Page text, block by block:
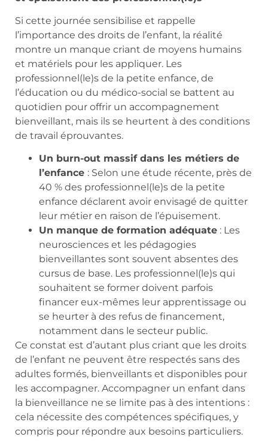
Si cette journée sensibilise et rappelle
l’importance des droits de l’enfant, la réalité
montre un manque criant de moyens humains
et matériels pour les appliquer. Les
professionnel(le)s de la petite enfance, de
l’éducation ou du médico-social se battent au
quotidien pour offrir un accompagnement
bienveillant, mais ils se heurtent à des conditions
de travail éprouvantes.
Un burn-out massif dans les métiers de
l’enfance : Selon une étude récente, près de
40 % des professionnel(le)s de la petite
enfance déclarent avoir envisagé de quitter
leur métier en raison de l’épuisement.
Un manque de formation adéquate : Les
neurosciences et les pédagogies
bienveillantes sont souvent absentes des
cursus de base. Les professionnel(le)s qui
souhaitent se former doivent parfois
financer eux-mêmes leur apprentissage ou
se heurter à des refus de financement,
notamment dans le secteur public.
Ce constat est d’autant plus criant que les droits
de l’enfant ne peuvent être respectés sans des
adultes formés, bienveillants et disponibles pour
les accompagner. Accompagner un enfant dans
la bienveillance ne se limite pas à des intentions :
cela nécessite des compétences spécifiques, y
compris pour répondre aux besoins particuliers.